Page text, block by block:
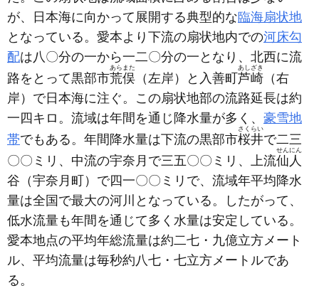
が、日本海に向かって展開する典型的な臨海扇状地
となっている。愛本より下流の扇状地内での河床勾
配は八〇分の一から一二〇分の一となり、北西に流
路をとって黒部市荒俣
あらまた
（左岸） と入善町 芦崎
あしざき
（右
岸） で日本海に注ぐ。この扇状地部の流路延長は約
一四キロ。流域は年間を通じ降水量が多く、 豪雪地
帯でもある。年間降水量は下流の黒部市桜井
さくらい
で二三
〇〇ミリ、中流の宇奈月で三五〇〇ミリ、上流仙人
せんにん
谷 （宇奈月町） で四一〇〇ミリで、流域年平均降水
量は全国で最大の河川となっている。したがって、
低水流量も年間を通じて多く水量は安定している。
愛本地点の平均年総流量は約二七・九億立方メート
ル、平均流量は毎秒約八七・七立方メートルであ
る。